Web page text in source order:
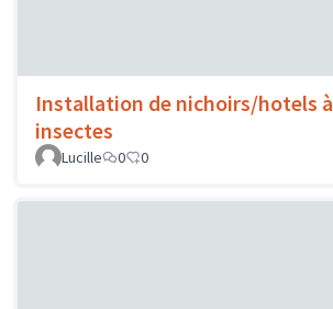
Installation de nichoirs/hotels à
insectes
Lucille
0 0